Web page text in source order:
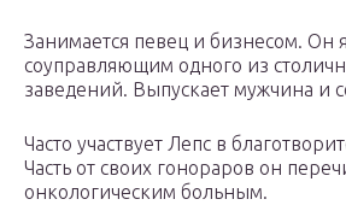
Занимается певец и бизнесом. Он
соуправляющим одного из
заведений. Выпускает мужчина и
Часто участвует Лепс в
Часть от своих гонораров он
онкологическим больным.